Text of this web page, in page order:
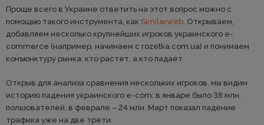
Проще всего в Украине ответить на этот вопрос можно с
помощью такого инструмента, как Similarweb . Открываем,
добавляем несколько крупнейших игроков украинского e-
commerce (например, начинаем с rozetka.com.ua) и понимаем
конъюнктуру рынка: кто растет, а кто падает
Открыв для анализа сравнения нескольких игроков, мы видим
историю падения украинского e-com: в январе было 38 млн.
пользователей, в феврале – 24 млн. Март показал падение
трафика уже на две трети.